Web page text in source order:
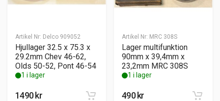
Artikel Nr: Delco 909052
Hjullager 32.5 x 75.3 x
29.2mm Chev 46-62,
Olds 50-52, Pont 46-54
1 i lager
1490kr
Artikel Nr: MRC 308S
Lager multifunktion
90mm x 39,4mm x
23,2mm MRC 308S
1 i lager
490kr